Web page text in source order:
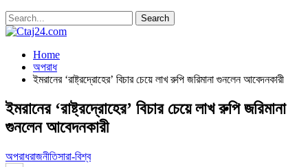
Home
অপরাধ
ইমরানের ‘রাষ্ট্রদ্রোহের’ বিচার চেয়ে লাখ রুপি জরিমানা গুনলেন আবেদনকারী
ইমরানের ‘রাষ্ট্রদ্রোহের’ বিচার চেয়ে লাখ রুপি জরিমানা
গুনলেন আবেদনকারী
অপরাধরাজনীতিসারা-বিশ্ব